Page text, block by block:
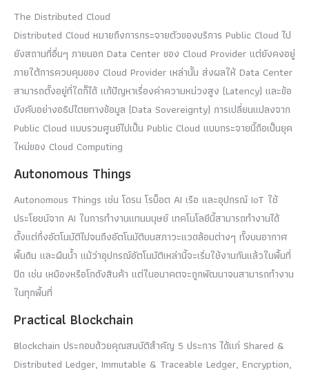
The Distributed Cloud
Distributed Cloud หมายถึงการกระจายตัวของบริการ Public Cloud ไป
ยังสถานที่อื่นๆ ภายนอก Data Center ของ Cloud Provider แต่ยังคงอยู่
ภายใต้การควบคุมของ Cloud Provider เหล่านั้น ส่งผลให้ Data Center
สามารถตั้งอยู่ที่ใดก็ได้ แก้ปัญหาเรื่องค่าความหน่วงสูง (Latency) และข้อ
บังคับอย่างอธิปไตยทางข้อมูล (Data Sovereignty) การเปลี่ยนแปลงจาก
Public Cloud แบบรวมศูนย์ไปเป็น Public Cloud แบบกระจายนี้ถือเป็นยุค
ใหม่ของ Cloud Computing
Autonomous Things
Autonomous Things เช่น โดรน โรบ็อต AI เรือ และอุปกรณ์ IoT ใช้
ประโยชน์จาก AI ในการทำงานแทนมนุษย์ เทคโนโลยีนี้สามารถทำงานได้
ตั้งแต่กึ่งอัตโนมัติไปจนถึงอัตโนมัติบนสภาวะแวดล้อมต่างๆ ทั้งบนอากาศ
พื้นดิน และผืนน้ำ แม้ว่าอุปกรณ์อัตโนมัติเหล่านี้จะเริ่มใช้งานกันแล้วในพื้นที่
ปิด เช่น เหมืองหรือโกดังสินค้า แต่ในอนาคตจะถูกพัฒนาจนสามารถทำงาน
ในทุกพื้นที่
Practical Blockchain
Blockchain ประกอบด้วยคุณสมบัติสำคัญ 5 ประการ ได้แก่ Shared &
Distributed Ledger, Immutable & Traceable Ledger, Encryption,